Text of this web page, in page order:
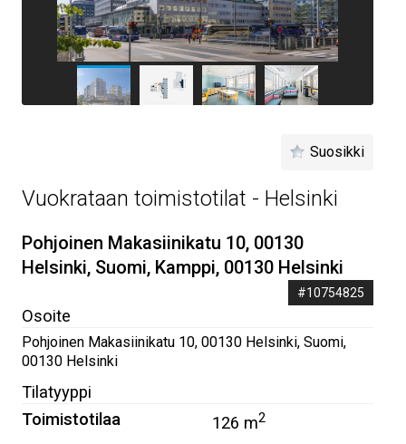
Suosikki
Vuokrataan toimistotilat - Helsinki
Pohjoinen Makasiinikatu 10, 00130
Helsinki, Suomi, Kamppi, 00130 Helsinki
#10754825
Osoite
Pohjoinen Makasiinikatu 10, 00130 Helsinki, Suomi,
00130 Helsinki
Tilatyyppi
Toimistotilaa
126 m2